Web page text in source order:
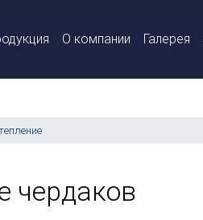
О компании Галерея
чердаков